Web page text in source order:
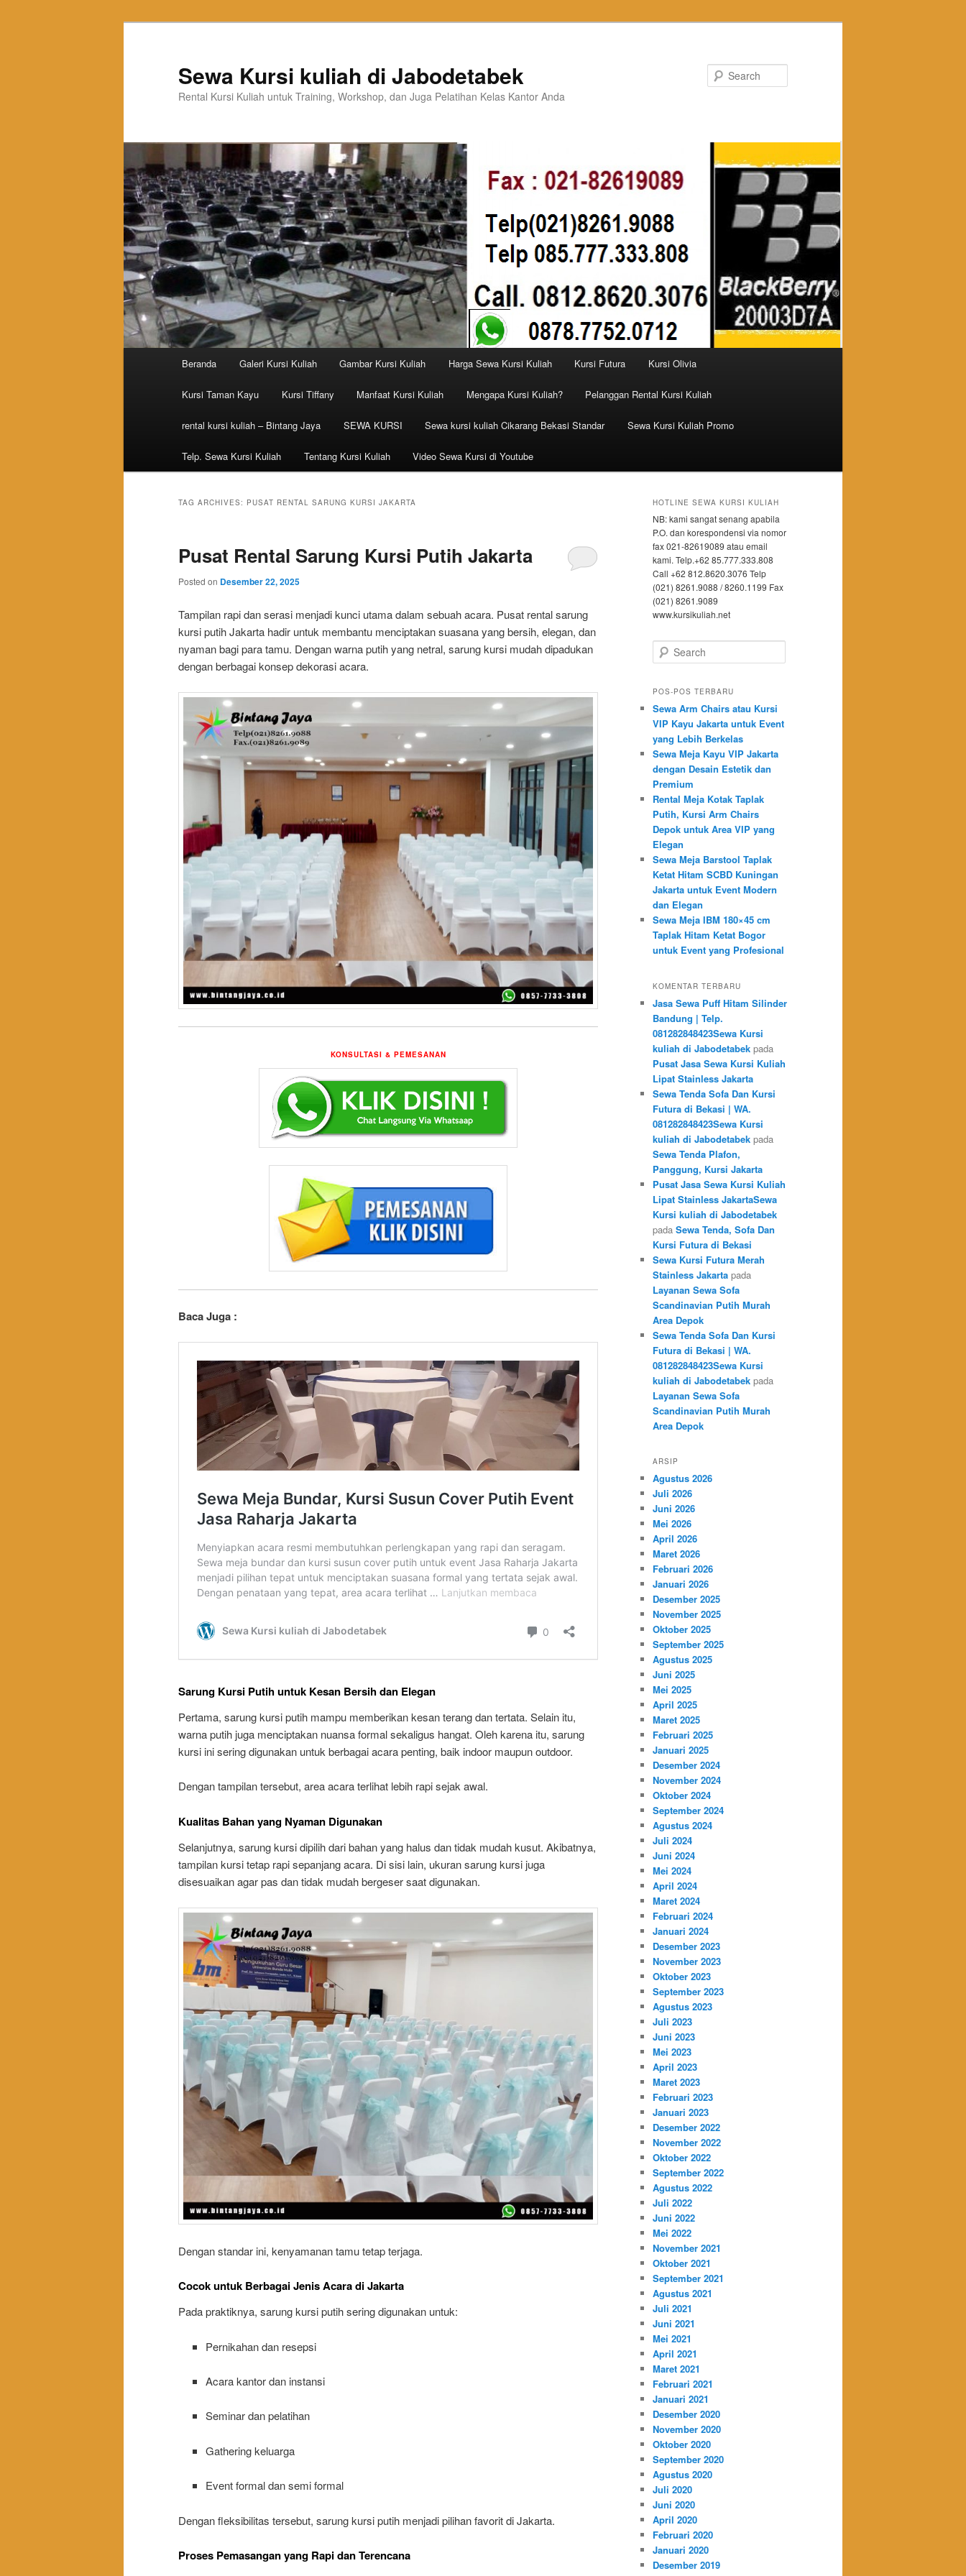
Sewa Kursi kuliah di Jabodetabek
Rental Kursi Kuliah untuk Training, Workshop, dan Juga Pelatihan Kelas Kantor Anda
Skip to primary content
Skip to secondary content
Beranda Galeri Kursi Kuliah Gambar Kursi Kuliah Harga Sewa Kursi Kuliah Kursi Futura Kursi Olivia
Kursi Taman Kayu Kursi Tiffany Manfaat Kursi Kuliah Mengapa Kursi Kuliah? Pelanggan Rental Kursi Kuliah
rental kursi kuliah – Bintang Jaya SEWA KURSI Sewa kursi kuliah Cikarang Bekasi Standar Sewa Kursi Kuliah Promo
Telp. Sewa Kursi Kuliah Tentang Kursi Kuliah Video Sewa Kursi di Youtube
TAG ARCHIVES: PUSAT RENTAL SARUNG KURSI JAKARTA
Pusat Rental Sarung Kursi Putih Jakarta
Posted on Desember 22, 2025
Tampilan rapi dan serasi menjadi kunci utama dalam sebuah acara. Pusat rental sarung
kursi putih Jakarta hadir untuk membantu menciptakan suasana yang bersih, elegan, dan
nyaman bagi para tamu. Dengan warna putih yang netral, sarung kursi mudah dipadukan
dengan berbagai konsep dekorasi acara.
KONSULTASI & PEMESANAN
Baca Juga :
Sarung Kursi Putih untuk Kesan Bersih dan Elegan
Pertama, sarung kursi putih mampu memberikan kesan terang dan tertata. Selain itu,
warna putih juga menciptakan nuansa formal sekaligus hangat. Oleh karena itu, sarung
kursi ini sering digunakan untuk berbagai acara penting, baik indoor maupun outdoor.
Dengan tampilan tersebut, area acara terlihat lebih rapi sejak awal.
Kualitas Bahan yang Nyaman Digunakan
Selanjutnya, sarung kursi dipilih dari bahan yang halus dan tidak mudah kusut. Akibatnya,
tampilan kursi tetap rapi sepanjang acara. Di sisi lain, ukuran sarung kursi juga
disesuaikan agar pas dan tidak mudah bergeser saat digunakan.
Dengan standar ini, kenyamanan tamu tetap terjaga.
Cocok untuk Berbagai Jenis Acara di Jakarta
Pada praktiknya, sarung kursi putih sering digunakan untuk:
Pernikahan dan resepsi
Acara kantor dan instansi
Seminar dan pelatihan
Gathering keluarga
Event formal dan semi formal
Dengan fleksibilitas tersebut, sarung kursi putih menjadi pilihan favorit di Jakarta.
Proses Pemasangan yang Rapi dan Terencana
HOTLINE SEWA KURSI KULIAH
NB: kami sangat senang apabila
P.O. dan korespondensi via nomor
fax 021-82619089 atau email
kami. Telp.+62 85.777.333.808
Call +62 812.8620.3076 Telp
(021) 8261.9088 / 8260.1199 Fax
(021) 8261.9089
www.kursikuliah.net
Search
POS-POS TERBARU
Sewa Arm Chairs atau Kursi
VIP Kayu Jakarta untuk Event
yang Lebih Berkelas
Sewa Meja Kayu VIP Jakarta
dengan Desain Estetik dan
Premium
Rental Meja Kotak Taplak
Putih, Kursi Arm Chairs
Depok untuk Area VIP yang
Elegan
Sewa Meja Barstool Taplak
Ketat Hitam SCBD Kuningan
Jakarta untuk Event Modern
dan Elegan
Sewa Meja IBM 180×45 cm
Taplak Hitam Ketat Bogor
untuk Event yang Profesional
KOMENTAR TERBARU
Jasa Sewa Puff Hitam Silinder
Bandung | Telp.
081282848423Sewa Kursi
kuliah di Jabodetabek pada
Pusat Jasa Sewa Kursi Kuliah
Lipat Stainless Jakarta
Sewa Tenda Sofa Dan Kursi
Futura di Bekasi | WA.
081282848423Sewa Kursi
kuliah di Jabodetabek pada
Sewa Tenda Plafon,
Panggung, Kursi Jakarta
Pusat Jasa Sewa Kursi Kuliah
Lipat Stainless JakartaSewa
Kursi kuliah di Jabodetabek
pada Sewa Tenda, Sofa Dan
Kursi Futura di Bekasi
Sewa Kursi Futura Merah
Stainless Jakarta pada
Layanan Sewa Sofa
Scandinavian Putih Murah
Area Depok
Sewa Tenda Sofa Dan Kursi
Futura di Bekasi | WA.
081282848423Sewa Kursi
kuliah di Jabodetabek pada
Layanan Sewa Sofa
Scandinavian Putih Murah
Area Depok
ARSIP
Agustus 2026
Juli 2026
Juni 2026
Mei 2026
April 2026
Maret 2026
Februari 2026
Januari 2026
Desember 2025
November 2025
Oktober 2025
September 2025
Agustus 2025
Juni 2025
Mei 2025
April 2025
Maret 2025
Februari 2025
Januari 2025
Desember 2024
November 2024
Oktober 2024
September 2024
Agustus 2024
Juli 2024
Juni 2024
Mei 2024
April 2024
Maret 2024
Februari 2024
Januari 2024
Desember 2023
November 2023
Oktober 2023
September 2023
Agustus 2023
Juli 2023
Juni 2023
Mei 2023
April 2023
Maret 2023
Februari 2023
Januari 2023
Desember 2022
November 2022
Oktober 2022
September 2022
Agustus 2022
Juli 2022
Juni 2022
Mei 2022
November 2021
Oktober 2021
September 2021
Agustus 2021
Juli 2021
Juni 2021
Mei 2021
April 2021
Maret 2021
Februari 2021
Januari 2021
Desember 2020
November 2020
Oktober 2020
September 2020
Agustus 2020
Juli 2020
Juni 2020
April 2020
Februari 2020
Januari 2020
Desember 2019